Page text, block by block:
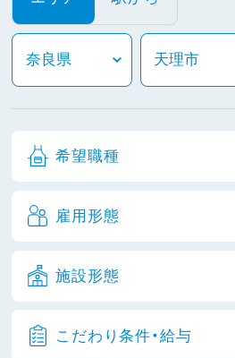
希望職種
雇用形態
施設形態
こだわり条件・給与